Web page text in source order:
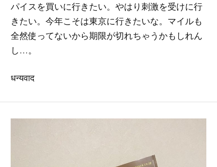
パイスを買いに行きたい。やはり刺激を受けに行
きたい。今年こそは東京に行きたいな。マイルも
全然使ってないから期限が切れちゃうかもしれん
し…。
धन्यवाद